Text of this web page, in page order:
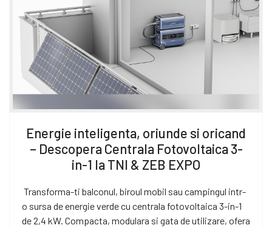
Energie inteligenta, oriunde si oricand
– Descopera Centrala Fotovoltaica 3-
in-1 la TNI & ZEB EXPO
Transforma-ti balconul, biroul mobil sau campingul intr-
o sursa de energie verde cu centrala fotovoltaica 3-in-1
de 2,4 kW. Compacta, modulara si gata de utilizare, ofera